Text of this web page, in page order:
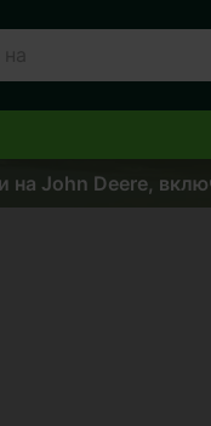
John Deere,